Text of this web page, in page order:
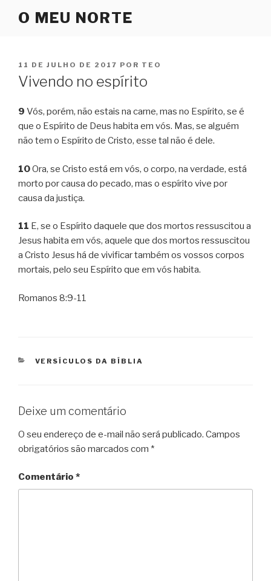
O MEU NORTE
PUBLICADO
EM
11 DE JULHO DE 2017 POR TEO
Vivendo no espírito
9 Vós, porém, não estais na carne, mas no Espírito, se é
que o Espírito de Deus habita em vós. Mas, se alguém
não tem o Espírito de Cristo, esse tal não é dele.
10Ora, se Cristo está em vós, o corpo, na verdade, está
morto por causa do pecado, mas o espírito vive por
causa da justiça.
11 E, se o Espírito daquele que dos mortos ressuscitou a
Jesus habita em vós, aquele que dos mortos ressuscitou
a Cristo Jesus há de vivificar também os vossos corpos
mortais, pelo seu Espírito que em vós habita.
Romanos 8:9-11
CATEGORIAS
VERSÍCULOS DA BÍBLIA
Deixe um comentário
O seu endereço de e-mail não será publicado. Campos
obrigatórios são marcados com *
Comentário *